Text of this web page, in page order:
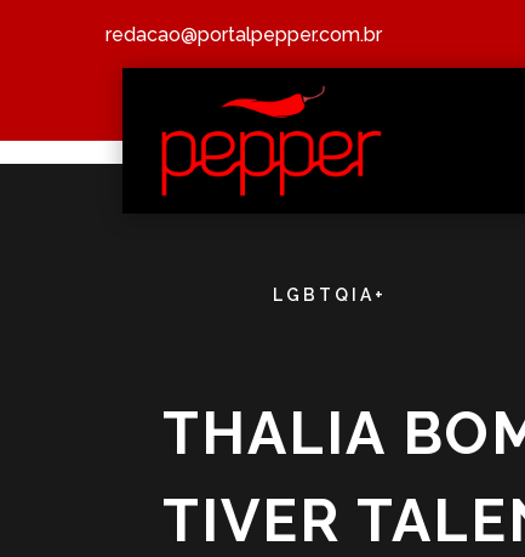
redacao@portalpepper.com.br
LGBTQIA+
THALIA
TIVER